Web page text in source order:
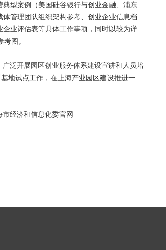
型案例（美国硅谷银行与创业金融、浦东
管理团队组织架构参考、创业企业信息档
业评估表等具体工作事项，同时以较为详
图。
泛开展园区创业服务体系建设宣讲和人员培
地试点工作，在上海产业园区建设推进一
经济和信息化委官网